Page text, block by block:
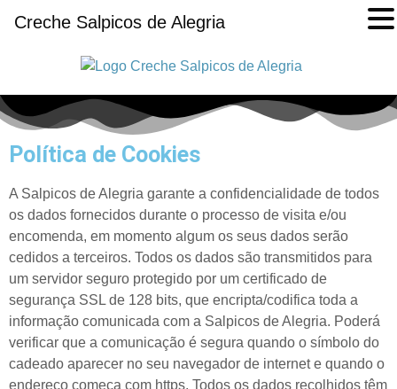
Política de Cookies
A Salpicos de Alegria garante a confidencialidade de todos
os dados fornecidos durante o processo de visita e/ou
encomenda, em momento algum os seus dados serão
cedidos a terceiros. Todos os dados são transmitidos para
um servidor seguro protegido por um certificado de
segurança SSL de 128 bits, que encripta/codifica toda a
informação comunicada com a Salpicos de Alegria. Poderá
verificar que a comunicação é segura quando o símbolo do
cadeado aparecer no seu navegador de internet e quando o
endereço começa com https. Todos os dados recolhidos têm
Creche Salpicos de Alegria